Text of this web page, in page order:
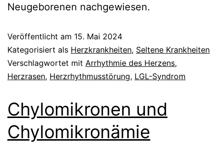
Neugeborenen nachgewiesen.
Veröffentlicht am 15. Mai 2024
Kategorisiert als Herzkrankheiten, Seltene Krankheiten
Verschlagwortet mit Arrhythmie des Herzens,
Herzrasen, Herzrhythmusstörung, LGL-Syndrom
Chylomikronen und
Chylomikronämie